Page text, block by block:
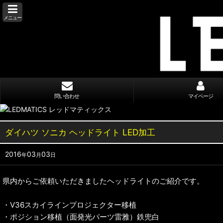
メニュー
問い合わせ マイページ
ダイハツ ソニカ ヘッドライト LED加工
2016年03 月 03 日
県内からご依頼いただきましたヘッドライトのご紹介です。
・V36スカイラインプロジェクター移植
・ポジション移植（面発光パーツ雷雅）鉄兜白